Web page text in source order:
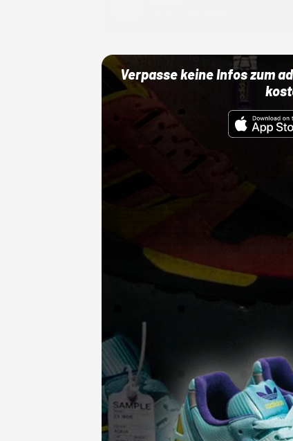
Verpasse keine Infos zum